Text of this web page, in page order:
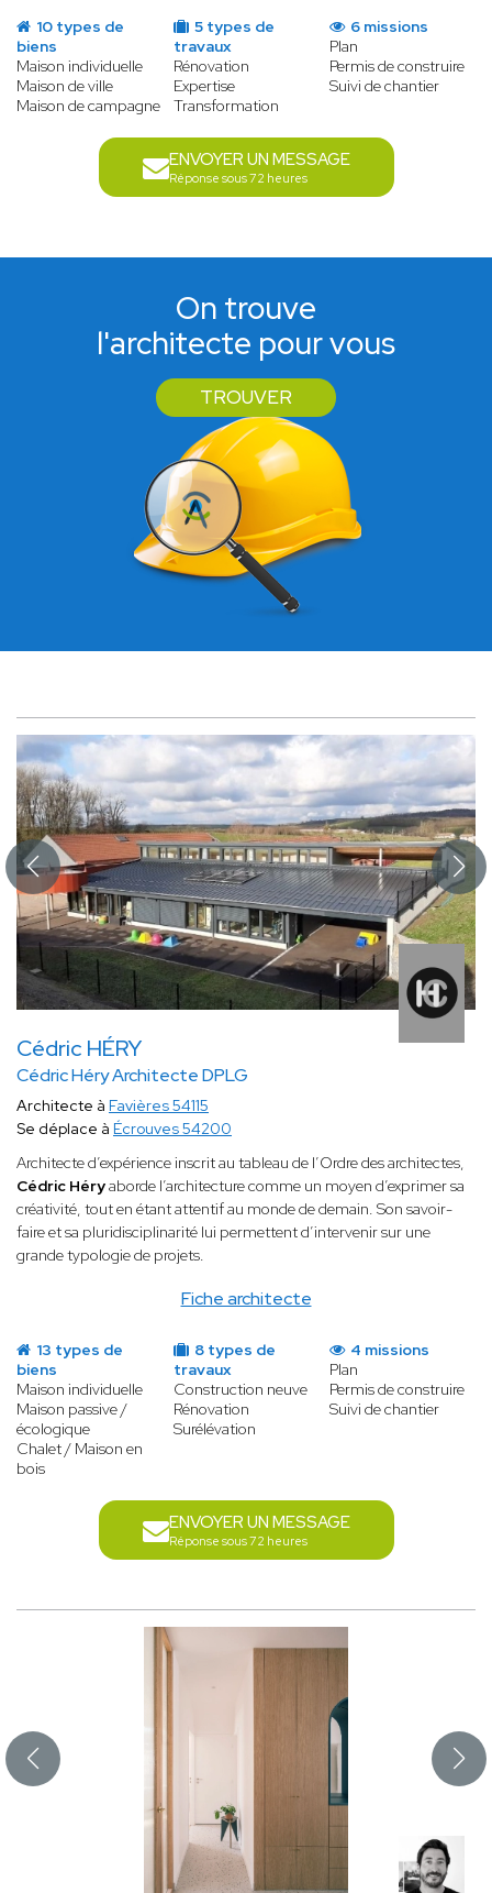
10 types de
biens
Maison individuelle
Maison de ville
Maison de campagne
5 types de
travaux
Rénovation
Expertise
Transformation
6 missions
Plan
Permis de construire
Suivi de chantier
ENVOYER UN MESSAGE
Réponse sous 72 heures
On trouve
l'architecte pour vous
TROUVER
Cédric HÉRY
Cédric Héry Architecte DPLG
Fiche architecte
Architecte à Favières 54115
Se déplace à Écrouves 54200
Architecte d’expérience inscrit au tableau de l’Ordre des architectes,
Cédric Héryaborde l’architecture comme un moyen d’exprimer sa
créativité, tout en étant attentif au monde de demain. Son savoir-
faire et sa pluridisciplinarité lui permettent d’intervenir sur une
grande typologie de projets.
13 types de
biens
Maison individuelle
Maison passive /
écologique
Chalet / Maison en
bois
8 types de
travaux
Construction neuve
Rénovation
Surélévation
4 missions
Plan
Permis de construire
Suivi de chantier
ENVOYER UN MESSAGE
Réponse sous 72 heures